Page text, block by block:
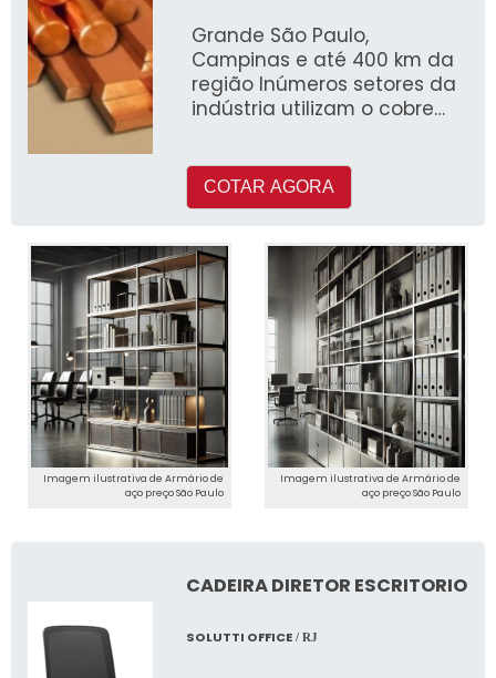
Grande São Paulo,
Campinas e até 400 km da
região Inúmeros setores da
indústria utilizam o cobre
COTAR AGORA
Imagem ilustrativa de Armário de
aço preço São Paulo
Imagem ilustrativa de Armário de
aço preço São Paulo
CADEIRA DIRETOR ESCRITORIO
SOLUTTI OFFICE/ RJ